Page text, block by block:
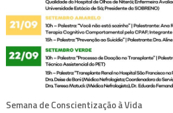
Semana de Conscientização à Vida